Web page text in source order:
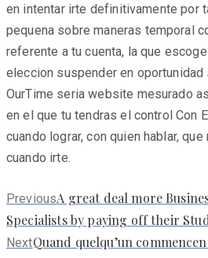
en intentar irte definitivamente por
pequena sobre maneras temporal
referente a tu cuenta, la que
eleccion suspender en oportunidad
OurTime seri­a website mesurado
en el que tu tendras el control Con
cuando lograr, con quien hablar,
cuando irte.
PreviousPrevious
post:
A great deal more
Specialists by paying off their
NextNext
Quand quelqu’un